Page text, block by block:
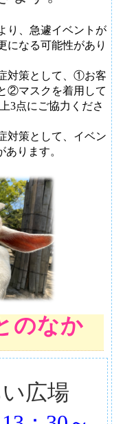
り、急遽イベントが
になる可能性があり
対策として、①お客
②マスクを着用して
3点にご協力くださ
対策として、イベン
あります。
のなか
広場